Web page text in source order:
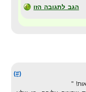
הגב לתגובה הזו
(#)
"